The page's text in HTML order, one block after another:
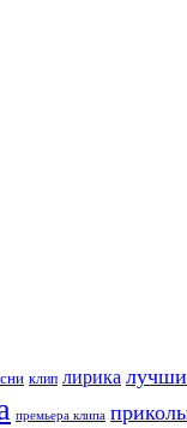
клип лирика
премьера клипа